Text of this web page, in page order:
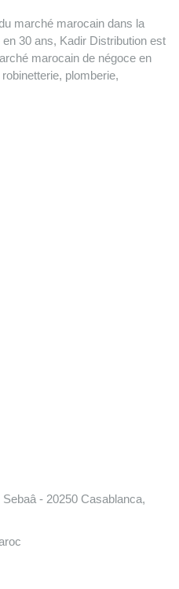
marché marocain dans la
30 ans, Kadir Distribution est
marocain de négoce en
plomberie,
- 20250 Casablanca,